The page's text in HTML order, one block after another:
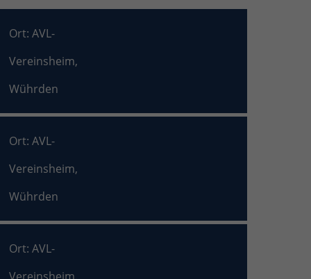
Ort: AVL-
Vereinsheim,
Wührden
Ort: AVL-
Vereinsheim,
Wührden
Ort: AVL-